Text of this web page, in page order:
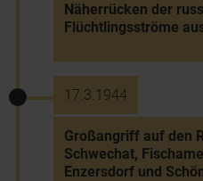
Näherrücken der
Flüchtlingsströme
17.3.1944
Großangriff auf den
Schwechat,
Enzersdorf und